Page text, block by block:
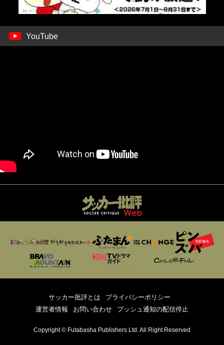
YouTube
サッカー批評とは
プライバシーポリシー
運営者情報
お問い合わせ プッシュ通知の配信停止
Copyright © Futabasha Publishers Ltd. All Right Reserved